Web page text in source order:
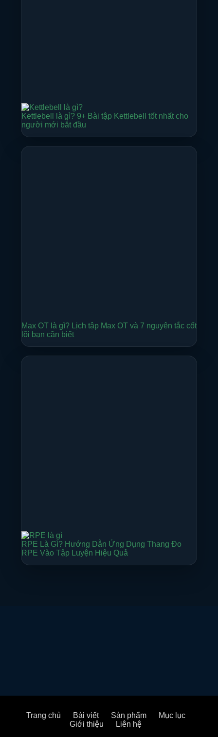
Kettlebell là gì? 9+ Bài tập Kettlebell tốt nhất cho
người mới bắt đầu
Max OT là gì? Lịch tập Max OT và 7 nguyên tắc cốt
lõi bạn cần biết
RPE Là Gì? Hướng Dẫn Ứng Dụng Thang Đo
RPE Vào Tập Luyện Hiệu Quả
Trang chủ Bài viết Sản phẩm
Mục lục
Giới thiệu
Liên hệ